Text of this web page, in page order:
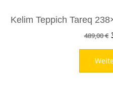
Kelim Teppich Tareq
489,00€